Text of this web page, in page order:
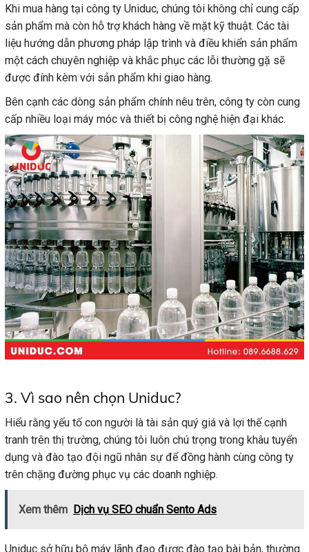
Khi mua hàng tại công ty Uniduc, chúng tôi không chỉ cung cấp
sản phẩm mà còn hỗ trợ khách hàng về mặt kỹ thuật. Các tài
liệu hướng dẫn phương pháp lập trình và điều khiển sản phẩm
một cách chuyên nghiệp và khắc phục các lỗi thường gặ sẽ
được đính kèm với sản phẩm khi giao hàng.
Bên cạnh các dòng sản phẩm chính nêu trên, công ty còn cung
cấp nhiều loại máy móc và thiết bị công nghệ hiện đại khác.
3. Vì sao nên chọn Uniduc?
Hiểu rằng yếu tố con người là tài sản quý giá và lợi thế cạnh
tranh trên thị trường, chúng tôi luôn chú trọng trong khâu tuyển
dụng và đào tạo đội ngũ nhân sự để đồng hành cùng công ty
trên chặng đường phục vụ các doanh nghiệp.
Xem thêm Dịch vụ SEO chuẩn Sento Ads
Uniduc sở hữu bộ máy lãnh đạo được đào tạo bài bản, thường